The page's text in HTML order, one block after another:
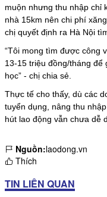
muộn nhưng thu nhập chỉ
nhà 15km nên chi phí
chị quyết định ra Hà Nội
“Tôi mong tìm được công
13-15 triệu đồng/tháng để
học” - chị chia sẻ.
Thực tế cho thấy, dù các
tuyển dụng, nâng thu
hút lao động vẫn chưa dễ
Nguồn:laodong.vn
Thích
TIN LIÊN QUAN